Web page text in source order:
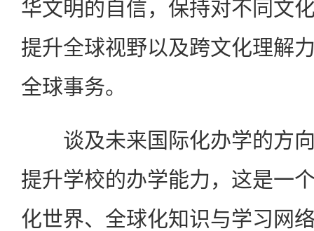
华文明的自信，保持对不同文
提升全球视野以及跨文化理解
全球事务。
谈及未来国际化办学的方向
提升学校的办学能力，这是一
化世界、全球化知识与学习网